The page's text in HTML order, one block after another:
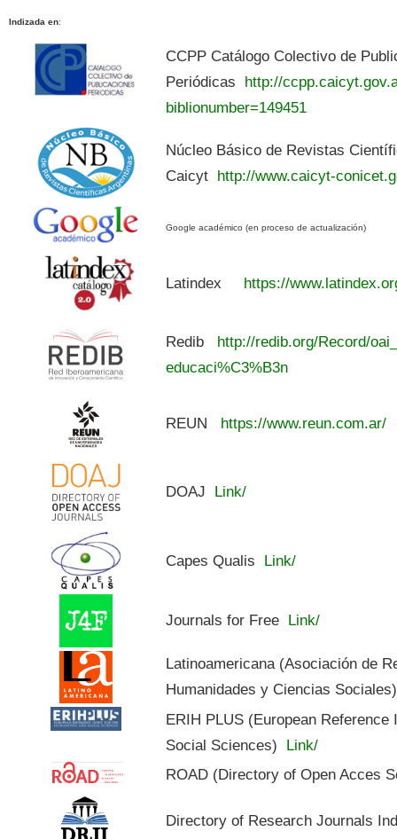
Indizada en:
CCPP Catálogo Colectivo de
Periódicas http://
biblionumber=149451
Núcleo Básico de Revistas
Caicyt http://www.caicyt-
Google académico (en proceso de actualización)
Latindex https://
Redib
http://redib.org/Record/
educaci%C3%B3n
REUN https://www.reun.com.ar/
DOAJ Link/
Capes Qualis Link/
Journals for Free Link/
Latinoamericana (Asociación de
Humanidades y Ciencias Sociales)
ERIH PLUS (European
Social Sciences) Link/
ROAD (Directory of Open Acces
Directory of Research Journals